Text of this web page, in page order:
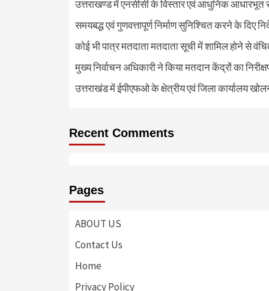
उत्तराखण्ड में एनसीसी के विस्तार एवं आधुनिक आधारभूत
समयबद्ध एवं गुणवत्तापूर्ण निर्माण सुनिश्चित करने के दिए
कोई भी पात्र मतदाता मतदाता सूची में शामिल होने से
मुख्य निर्वाचन अधिकारी ने किया मतदान केंद्रों का
उत्तराखंड में ईपीएफओ के क्षेत्रीय एवं जिला कार्यालय
Recent Comments
Pages
ABOUT US
Contact Us
Home
Privacy Policy